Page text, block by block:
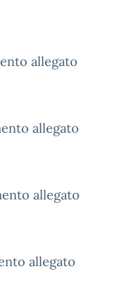
allegato
allegato
allegato
allegato